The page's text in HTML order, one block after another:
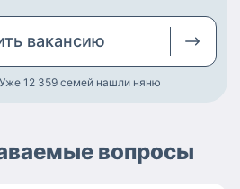
вакансию
12 359 семей нашли няню
вопросы